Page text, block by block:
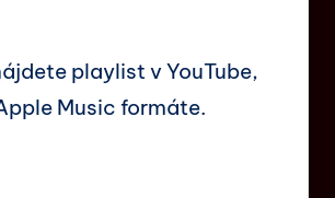
playlist v YouTube,
Music formáte.